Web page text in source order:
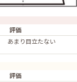
評価
あまり目立たない
評価